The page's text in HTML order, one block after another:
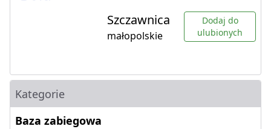
Szczawnica
małopolskie
Dodaj do
ulubionych
Kategorie
Baza zabiegowa